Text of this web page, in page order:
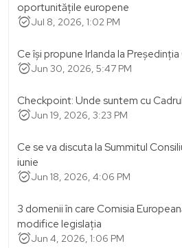
oportunitățile europene
alarm_onJul 8, 2026, 1:02 PM
Ce își propune Irlanda la Președinția
alarm_onJun 30, 2026, 5:47 PM
Checkpoint: Unde suntem cu
alarm_onJun 19, 2026, 3:23 PM
Ce se va discuta la Summitul
iunie
alarm_onJun 18, 2026, 4:06 PM
3 domenii în care Comisia
modifice legislația
alarm_onJun 4, 2026, 1:06 PM